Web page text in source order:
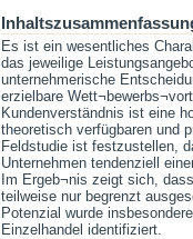
Es ist ein wesentliches
das jeweilige
unternehmerische
erzielbare
Kundenverständnis ist eine
theoretisch verfügbaren und
Feldstudie ist festzustellen,
Unternehmen tendenziell
Im Ergeb¬nis zeigt sich,
teilweise nur begrenzt
Potenzial wurde
Einzelhandel identifiziert.